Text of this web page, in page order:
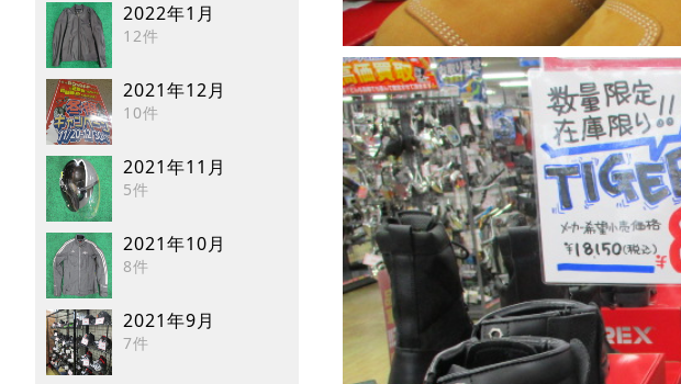
2022年1月
12件
2021年12月
10件
2021年11月
5件
2021年10月
8件
2021年9月
7件